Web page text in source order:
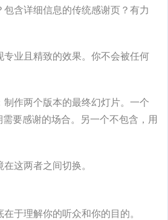
含详细信息的传统感谢页？有力
专业且精致的效果。你不会被任何
作两个版本的最终幻灯片。一个
要感谢的场合。另一个不包含，用
这两者之间切换。
于理解你的听众和你的目的。